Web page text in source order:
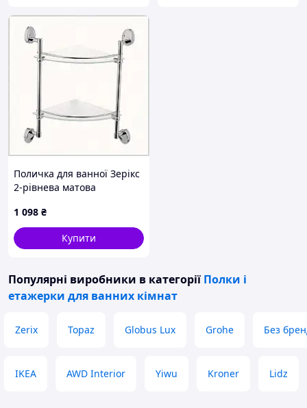
Поличка для ванної Зерікс
2-рівнева матова
1 098 ₴
Купити
Популярні виробники в категорії Полки і
етажерки для ванних кімнат
Zerix Topaz Globus Lux Grohe Без
IKEA AWD Interior Yiwu Kroner Lidz